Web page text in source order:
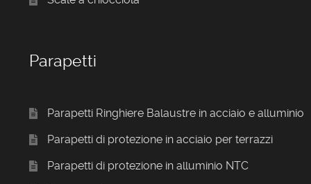
Parapetti
Parapetti Ringhiere Balaustre in acciaio e alluminio
Parapetti di protezione in acciaio per terrazzi
Parapetti di protezione in alluminio NTC